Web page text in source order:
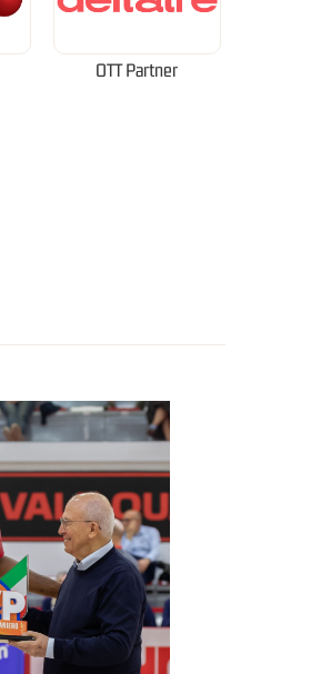
OTT Partner